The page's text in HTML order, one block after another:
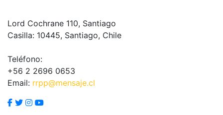
Lord Cochrane 110, Santiago
Casilla: 10445, Santiago, Chile
Teléfono:
+56 2 2696 0653
Email: rrpp@mensaje.cl